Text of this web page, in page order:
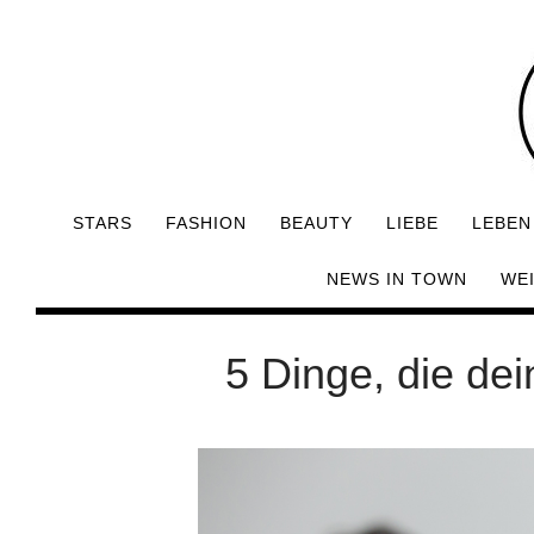
STARS FASHION BEAUTY LIEBE LEBEN
NEWS IN TOWN
5 Dinge, die